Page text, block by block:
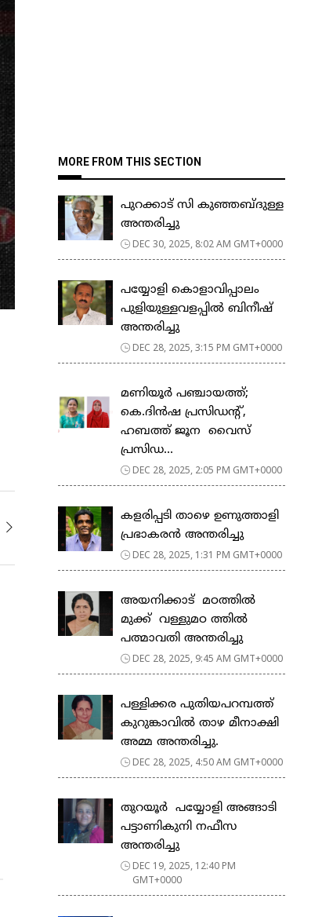
MORE FROM THIS SECTION
പുറക്കാട് സി കുഞ്ഞബ്ദുള്ള
അന്തരിച്ചു
DEC 30, 2025, 8:02 AM GMT+0000
പയ്യോളി കൊളാവിപ്പാലം
പുളിയുള്ളവളപ്പിൽ ബിനീഷ്
അന്തരിച്ചു
DEC 28, 2025, 3:15 PM GMT+0000
മണിയൂർ പഞ്ചായത്ത്;
കെ.ദിൻഷ പ്രസിഡൻ്റ്,
ഹബത്ത് ജൂന വൈസ്
പ്രസിഡ...
DEC 28, 2025, 2:05 PM GMT+0000
കളരിപ്പടി താഴെ ഉണുത്താളി
പ്രഭാകരൻ അന്തരിച്ചു
DEC 28, 2025, 1:31 PM GMT+0000
അയനിക്കാട് മഠത്തിൽ
മുക്ക് വള്ളുമഠ ത്തിൽ
പത്മാവതി അന്തരിച്ചു
DEC 28, 2025, 9:45 AM GMT+0000
പള്ളിക്കര പുതിയപറമ്പത്ത്
കുറുങ്കാവിൽ താഴ മീനാക്ഷി
അമ്മ അന്തരിച്ചു.
DEC 28, 2025, 4:50 AM GMT+0000
തുറയൂർ പയ്യോളി അങ്ങാടി
പട്ടാണികുനി നഫീസ
അന്തരിച്ചു
DEC 19, 2025, 12:40 PM
GMT+0000